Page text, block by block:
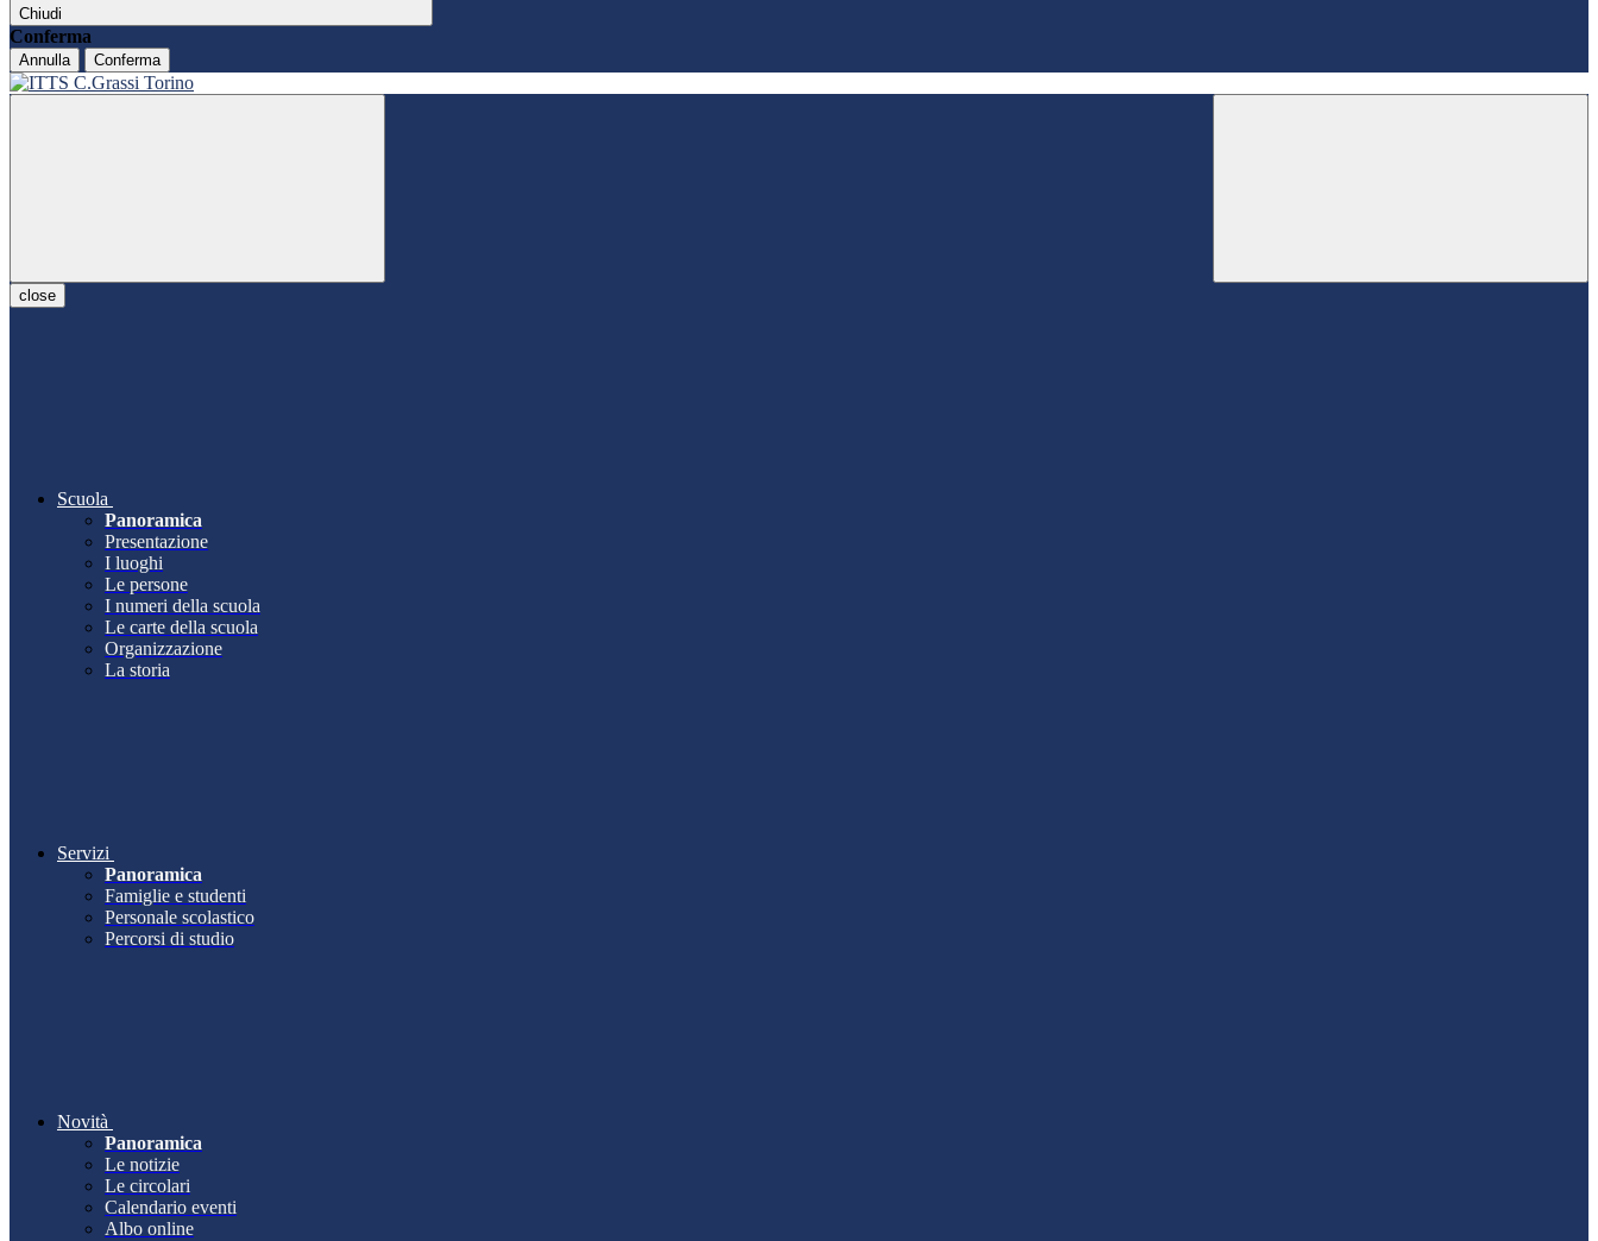
Chiudi
Conferma
Annulla Conferma
close
Scuola
Panoramica
Presentazione
I luoghi
Le persone
I numeri della scuola
Le carte della scuola
Organizzazione
La storia
Servizi
Panoramica
Famiglie e studenti
Personale scolastico
Percorsi di studio
Novità
Panoramica
Le notizie
Le circolari
Calendario eventi
Albo online